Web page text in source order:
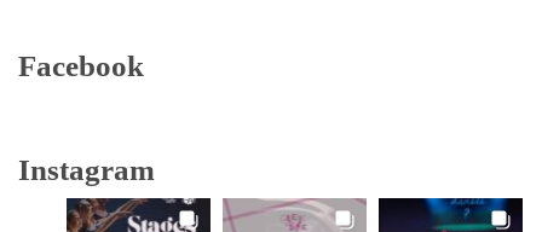
Facebook
Instagram